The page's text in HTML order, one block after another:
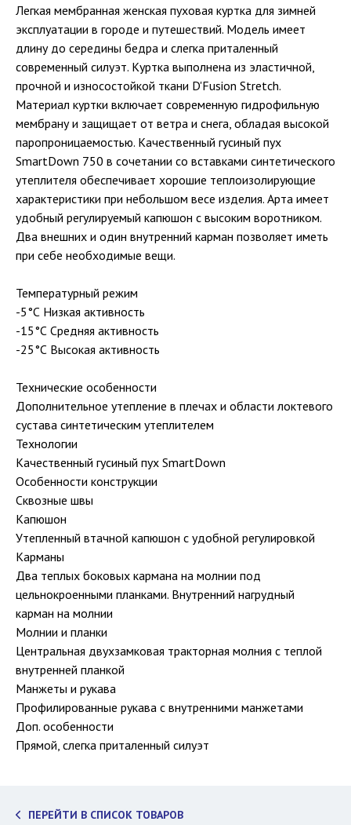
Легкая мембранная женская пуховая куртка для зимней
эксплуатации в городе и путешествий. Модель имеет
длину до середины бедра и слегка приталенный
современный силуэт. Куртка выполнена из эластичной,
прочной и износостойкой ткани D'Fusion Stretch.
Материал куртки включает современную гидрофильную
мембрану и защищает от ветра и снега, обладая высокой
паропроницаемостью. Качественный гусиный пух
SmartDown 750 в сочетании со вставками синтетического
утеплителя обеспечивает хорошие теплоизолирующие
характеристики при небольшом весе изделия. Арта имеет
удобный регулируемый капюшон с высоким воротником.
Два внешних и один внутренний карман позволяет иметь
при себе необходимые вещи.
Температурный режим
-5°С Низкая активность
-15°С Средняя активность
-25°С Высокая активность
Технические особенности
Дополнительное утепление в плечах и области локтевого
сустава синтетическим утеплителем
Технологии
Качественный гусиный пух SmartDown
Особенности конструкции
Сквозные швы
Капюшон
Утепленный втачной капюшон с удобной регулировкой
Карманы
Два теплых боковых кармана на молнии под
цельнокроенными планками. Внутренний нагрудный
карман на молнии
Молнии и планки
Центральная двухзамковая тракторная молния с теплой
внутренней планкой
Манжеты и рукава
Профилированные рукава с внутренними манжетами
Доп. особенности
Прямой, слегка приталенный силуэт
ПЕРЕЙТИ В СПИСОК ТОВАРОВ